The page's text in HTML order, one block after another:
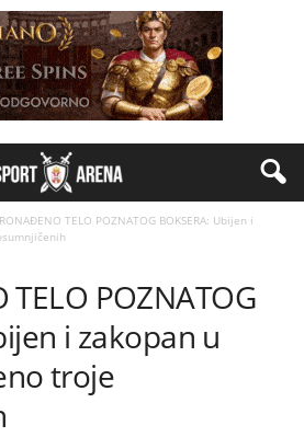
TELO POZNATOG BOKSERA: Ubijen i
TELO POZNATOG
i zakopan u
troje